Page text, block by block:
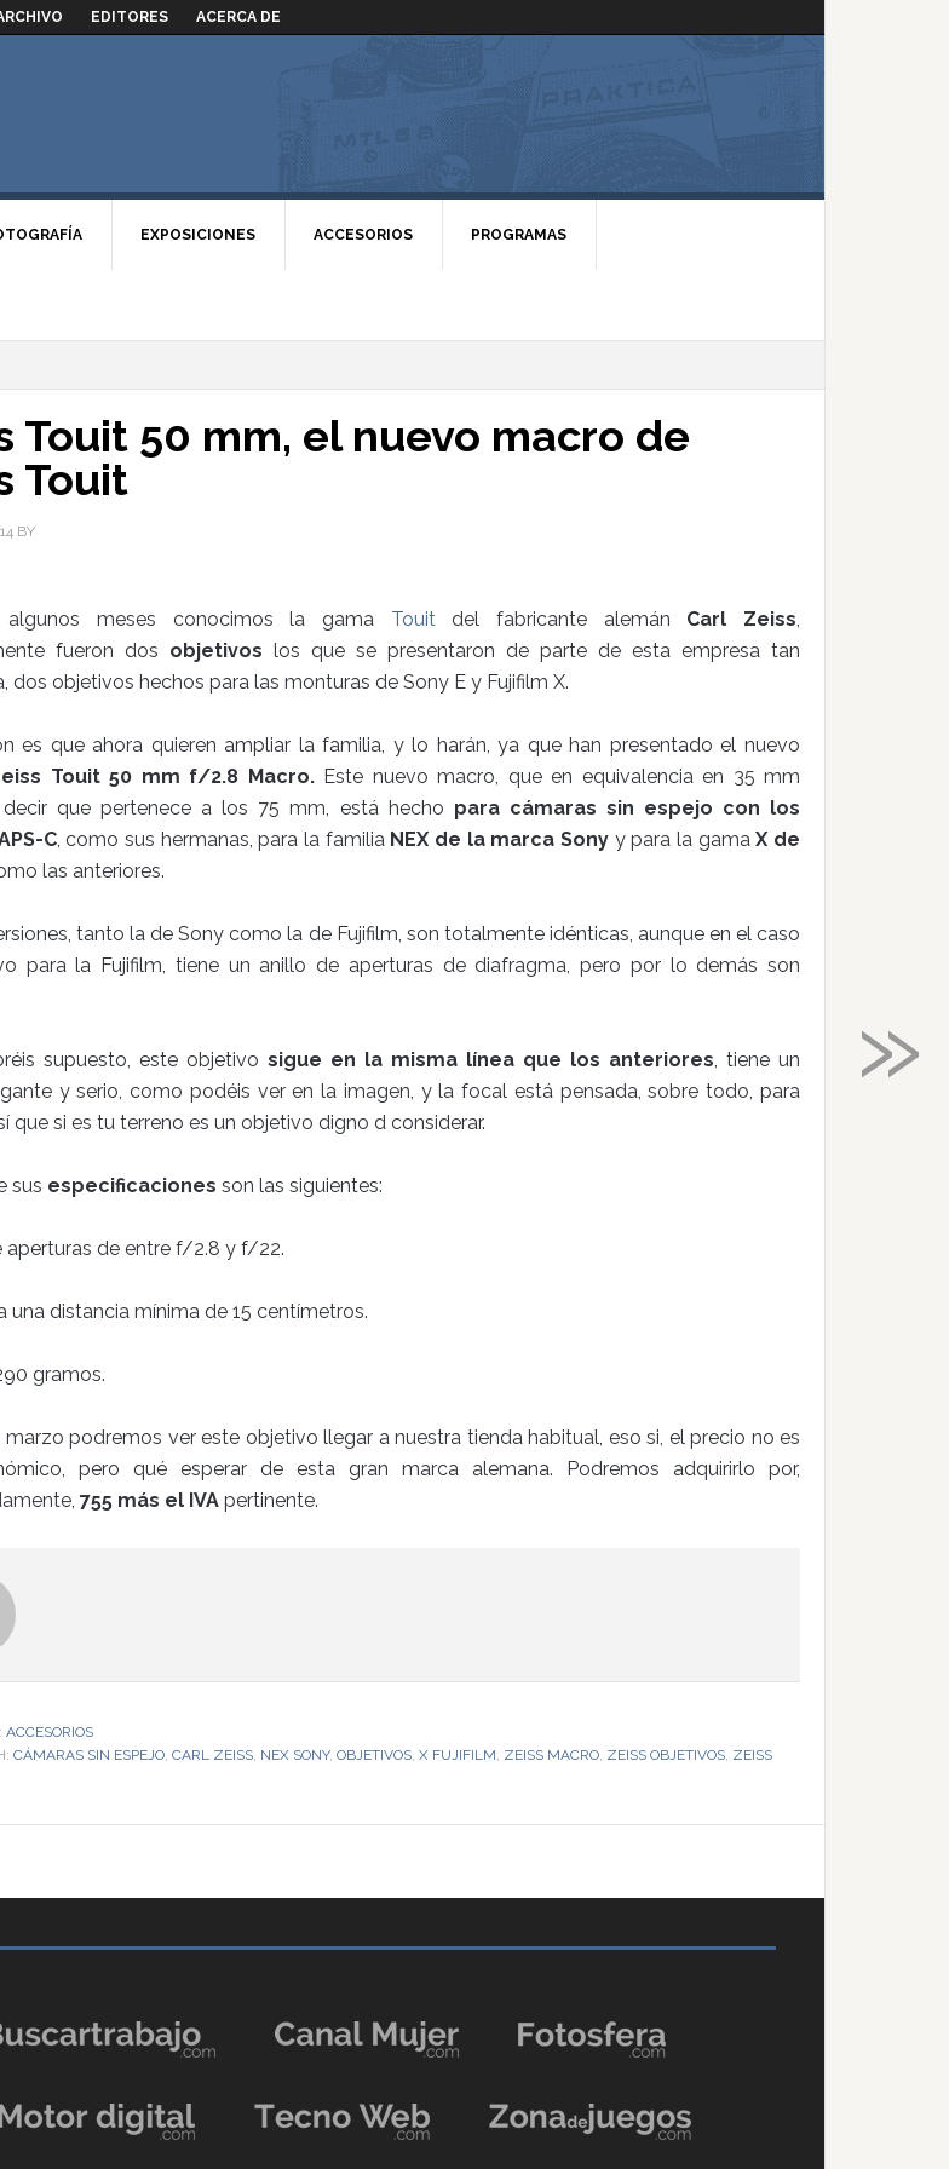
EDITORES ACERCA DE
EXPOSICIONES ACCESORIOS PROGRAMAS
Touit 50 mm, el nuevo macro de
Touit
BY
meses conocimos la gama Touitdel fabricante alemán Carl Zeiss,
fueron dos objetivos los que se presentaron de parte de esta empresa tan
dos objetivos hechos para las monturas de Sony E y Fujifilm X.
es que ahora quieren ampliar la familia, y lo harán, ya que han presentado el nuevo
Touit 50 mm f/2.8 Macro.Este nuevo macro, que en equivalencia en 35 mm
que pertenece a los 75 mm, está hecho para cámaras sin espejo con los
C, como sus hermanas, para la familiaNEX de la marca Sony y para la gamaX de
las anteriores.
tanto la de Sony como la de Fujifilm, son totalmente idénticas, aunque en el caso
para la Fujifilm, tiene un anillo de aperturas de diafragma, pero por lo demás son
supuesto, este objetivo sigue en la misma línea que los anteriores, tiene un
y serio, como podéis ver en la imagen, y la focal está pensada, sobre todo, para
que si es tu terreno es un objetivo digno d considerar.
sus especificaciones son las siguientes:
aperturas de entre f/2.8 y f/22.
una distancia mínima de 15 centímetros.
gramos.
podremos ver este objetivo llegar a nuestra tienda habitual, eso si, el precio no es
pero qué esperar de esta gran marca alemana. Podremos adquirirlo por,
755 más el IVA pertinente.
ACCESORIOS
CÁMARAS SIN ESPEJO, CARL ZEISS, NEX SONY, OBJETIVOS, X FUJIFILM, ZEISS MACRO, ZEISS OBJETIVOS, ZEISS
»